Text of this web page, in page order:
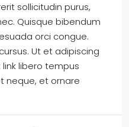
sollicitudin purus,
Quisque bibendum
orci congue.
Ut et adipiscing
libero tempus
neque, et ornare